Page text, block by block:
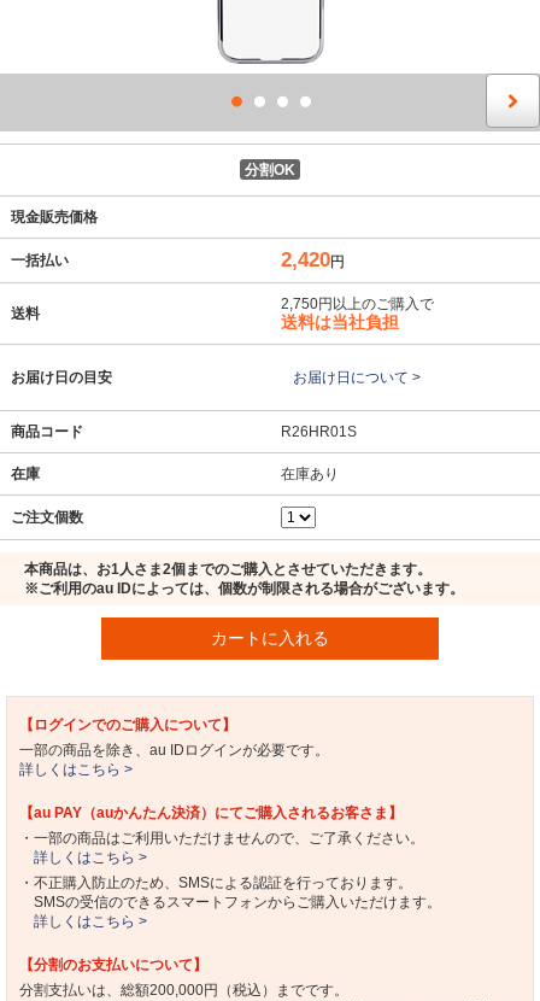
分割OK
現金販売価格
一括払い 2,420円
送料
2,750円以上のご購入で
送料は当社負担
お届け日の目安 お届け日について >
商品コード R26HR01S
在庫 在庫あり
ご注文個数
本商品は、お1人さま2個までのご購入とさせていただきます。
※ご利用のau IDによっては、個数が制限される場合がございます。
カートに入れる
【ログインでのご購入について】
一部の商品を除き、au IDログインが必要です。
詳しくはこちら >
【au PAY（auかんたん決済）にてご購入されるお客さま】
・一部の商品はご利用いただけませんので、ご了承ください。
詳しくはこちら >
・不正購入防止のため、SMSによる認証を行っております。
SMSの受信のできるスマートフォンからご購入いただけます。
詳しくはこちら >
【分割のお支払いについて】
分割支払いは、総額200,000円（税込）までです。